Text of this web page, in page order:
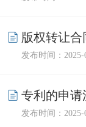
版权转让合
发布时间：2025-
专利的申请
发布时间：2025-